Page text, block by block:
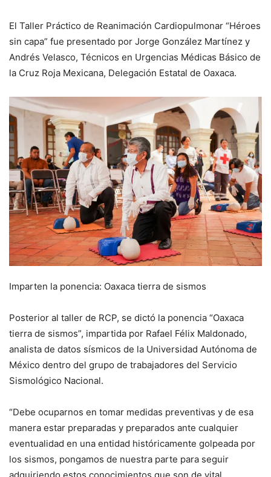
El Taller Práctico de Reanimación Cardiopulmonar “Héroes
sin capa” fue presentado por Jorge González Martínez y
Andrés Velasco, Técnicos en Urgencias Médicas Básico de
la Cruz Roja Mexicana, Delegación Estatal de Oaxaca.
Imparten la ponencia: Oaxaca tierra de sismos
Posterior al taller de RCP, se dictó la ponencia “Oaxaca
tierra de sismos”, impartida por Rafael Félix Maldonado,
analista de datos sísmicos de la Universidad Autónoma de
México dentro del grupo de trabajadores del Servicio
Sismológico Nacional.
“Debe ocuparnos en tomar medidas preventivas y de esa
manera estar preparadas y preparados ante cualquier
eventualidad en una entidad históricamente golpeada por
los sismos, pongamos de nuestra parte para seguir
adquiriendo estos conocimientos que son de vital